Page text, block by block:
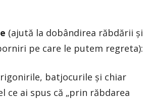
(ajută la dobândirea răbdării și
pe care le putem regreta):
batjocurile şi chiar
ce ai spus că „prin răbdarea